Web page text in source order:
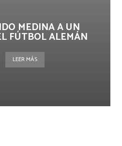
MEDINA A UN
FÚTBOL ALEMÁN
LEER MÁS